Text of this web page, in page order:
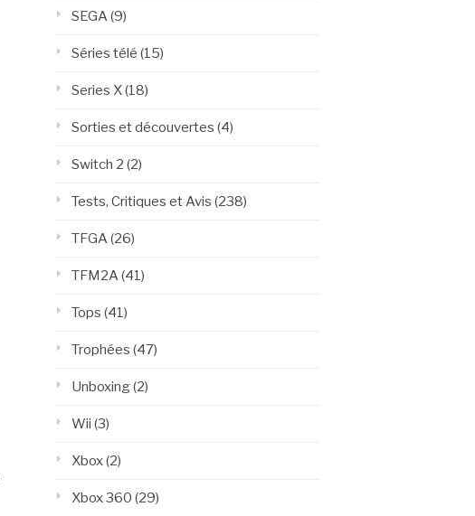
SEGA (9)
Séries télé (15)
Series X(18)
Sorties et découvertes (4)
Switch 2 (2)
Tests, Critiques et Avis (238)
TFGA (26)
TFM2A (41)
Tops (41)
Trophées (47)
Unboxing(2)
Wii (3)
Xbox(2)
Xbox 360 (29)